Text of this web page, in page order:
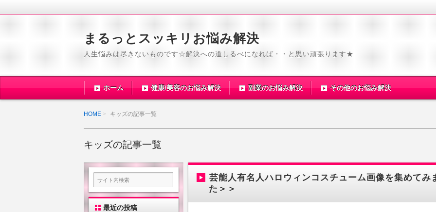
まるっとスッキリお悩み解決
人生悩みは尽きないものです☆解決への道しるべになれば・・と思い頑張ります★
ホーム 健康/美容のお悩み解決 副業のお悩み解決 その他のお悩み解決
HOME キッズの記事一覧
キッズの記事一覧
芸能人有名人ハロウィンコスチューム画像を集めてみ
た＞＞
最近の投稿